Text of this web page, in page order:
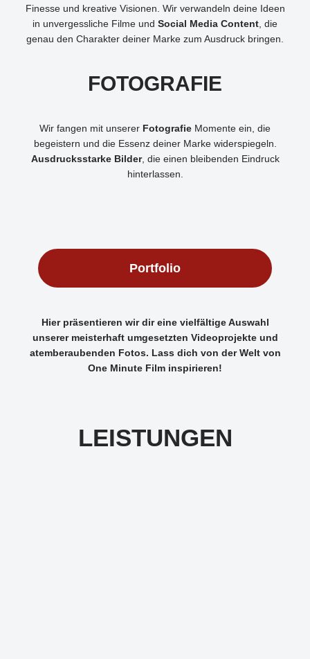
Finesse und kreative Visionen. Wir verwandeln deine Ideen
in unvergessliche Filme und Social Media Content , die
genau den Charakter deiner Marke zum Ausdruck bringen.
FOTOGRAFIE
Wir fangen mit unserer Fotografie Momente ein, die
begeistern und die Essenz deiner Marke widerspiegeln.
Ausdrucksstarke Bilder, die einen bleibenden Eindruck
hinterlassen.
Portfolio
Hier präsentieren wir dir eine vielfältige Auswahl
unserer meisterhaft umgesetzten Videoprojekte und
atemberaubenden Fotos. Lass dich von der Welt von
One Minute Film inspirieren!
LEISTUNGEN